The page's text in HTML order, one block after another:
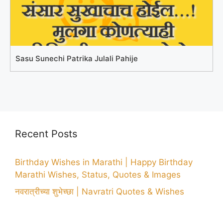
Sasu Sunechi Patrika Julali Pahije
Recent Posts
Birthday Wishes in Marathi | Happy Birthday
Marathi Wishes, Status, Quotes & Images
नवरात्रीच्या शुभेच्छा | Navratri Quotes & Wishes